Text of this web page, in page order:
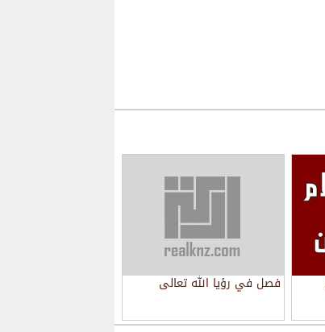
فصل في رؤيا الله تعالى